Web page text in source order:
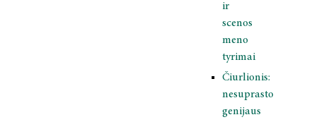
ir
scenos
meno
tyrimai
Čiurlionis:
nesuprasto
genijaus